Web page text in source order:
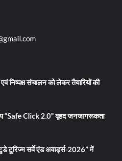
निष्पक्ष संचालन को लेकर तैयारियों की
“Safe Click 2.0” वृहद जनजागरूकता
टूरिज्म सर्वे एंड अवार्ड्स-2026” में